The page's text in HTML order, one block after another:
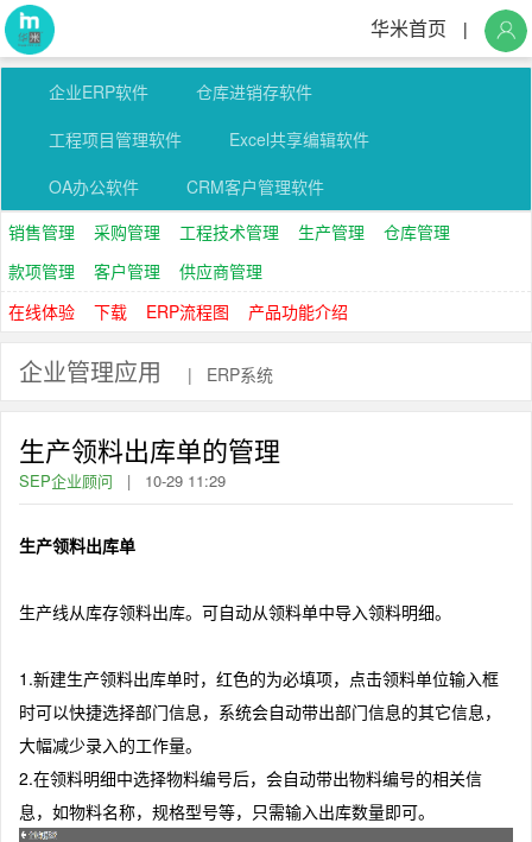
华米首页 |
企业ERP软件
仓库进销存软件
工程项目管理软件
Excel共享编辑软件
OA办公软件
CRM客户管理软件
销售管理
采购管理 工程技术管理 生产管理
仓库管理
款项管理
客户管理
供应商管理
在线体验
下载 ERP流程图 产品功能介绍
企业管理应用 | ERP系统
生产领料出库单的管理
SEP企业顾问 | 10-29 11:29
生产领料出库单
生产线从库存领料出库。可自动从领料单中导入领料明细。
1.新建生产领料出库单时，红色的为必填项，点击领料单位输入框
时可以快捷选择部门信息，系统会自动带出部门信息的其它信息，
大幅减少录入的工作量。
2.在领料明细中选择物料编号后，会自动带出物料编号的相关信
息，如物料名称，规格型号等，只需输入出库数量即可。